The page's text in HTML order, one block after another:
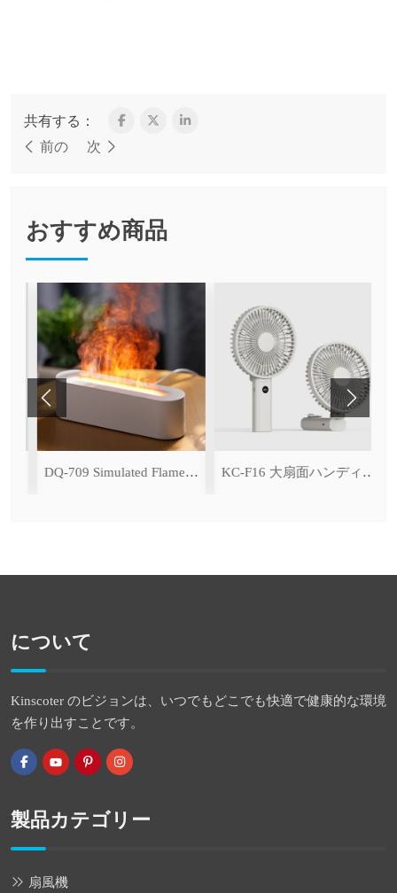
共有する：
前の
次
おすすめ商品
DQ-709 Simulated Flame Aromatherapy Diffuser KC-F16 大扇面ハンディファン（デジタル表示＆無段階風量調整・3600mAh）
について
Kinscoter のビジョンは、いつでもどこでも快適で健康的な環境
を作り出すことです。
製品カテゴリー
扇風機